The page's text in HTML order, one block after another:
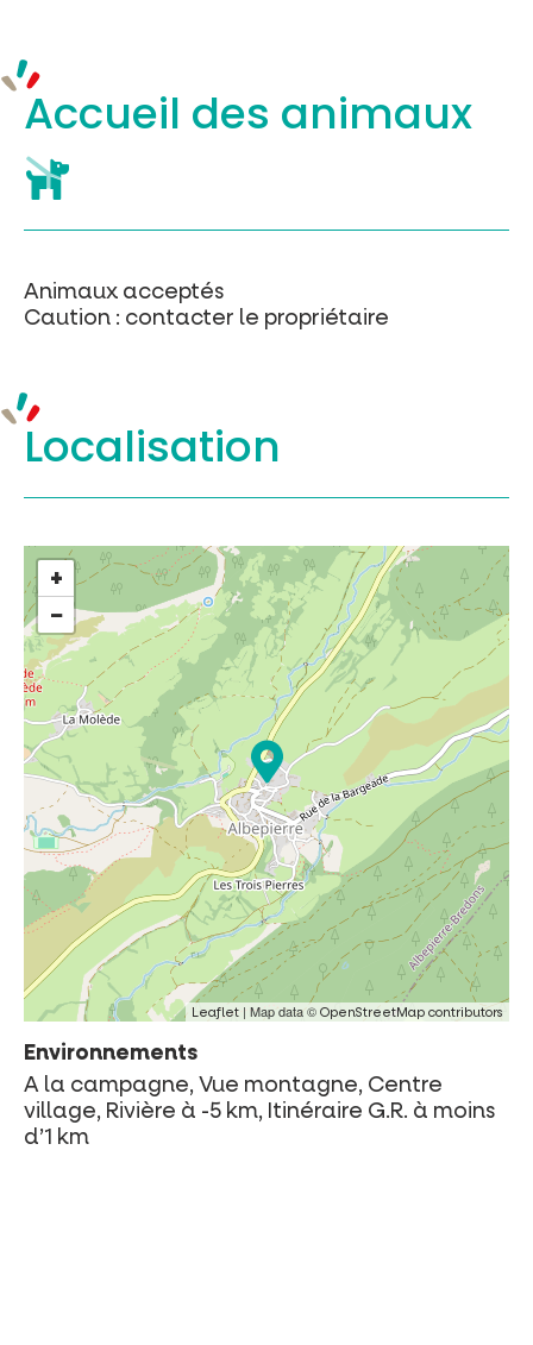
Accueil des animaux
Animaux acceptés
Caution : contacter le propriétaire
Localisation
+
−
Leaflet | Map data © OpenStreetMap contributors
Environnements
A la campagne, Vue montagne, Centre
village, Rivière à -5 km, Itinéraire G.R. à moins
d’1 km